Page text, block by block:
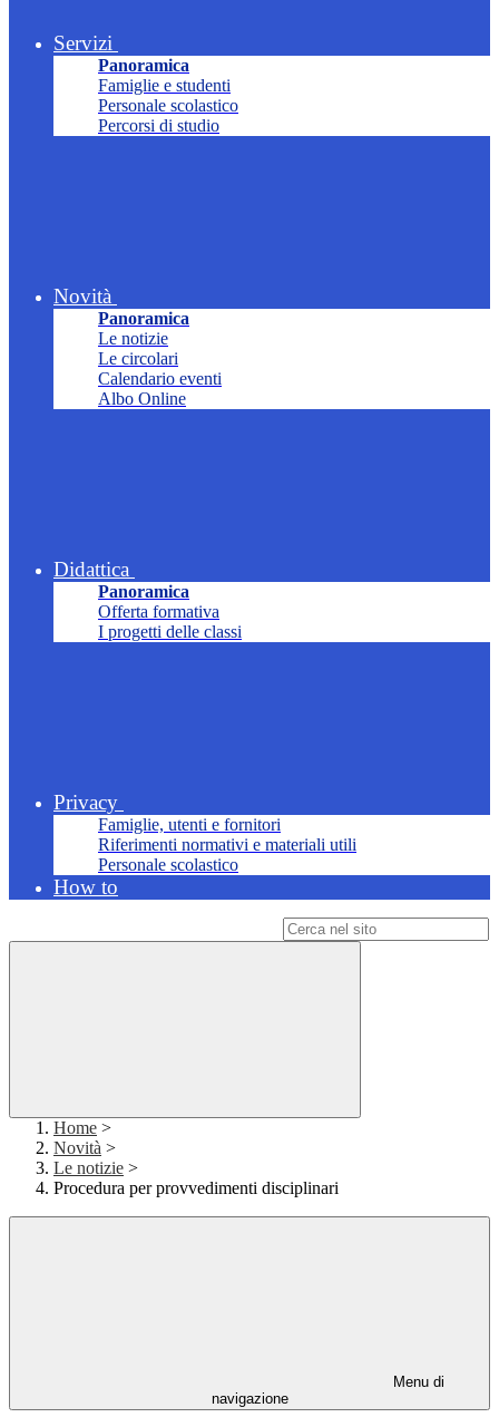
Servizi
Panoramica
Famiglie e studenti
Personale scolastico
Percorsi di studio
Novità
Panoramica
Le notizie
Le circolari
Calendario eventi
Albo Online
Didattica
Panoramica
Offerta formativa
I progetti delle classi
Privacy
Famiglie, utenti e fornitori
Riferimenti normativi e materiali utili
Personale scolastico
How to
Home >
Novità >
Le notizie >
Procedura per provvedimenti disciplinari
Menu di
navigazione